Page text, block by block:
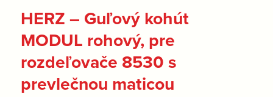
HERZ – Guľový kohút
MODUL rohový, pre
rozdeľovače 8530 s
prevlečnou maticou